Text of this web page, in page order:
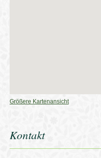
Größere Kartenansicht
Kontakt